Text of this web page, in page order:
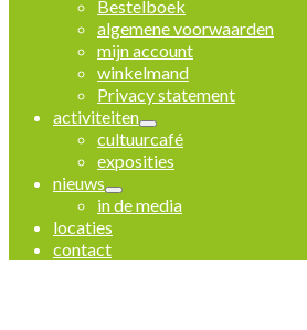
Bestelboek
algemene voorwaarden
mijn account
winkelmand
Privacy statement
activiteiten
cultuurcafé
exposities
nieuws
in de media
locaties
contact